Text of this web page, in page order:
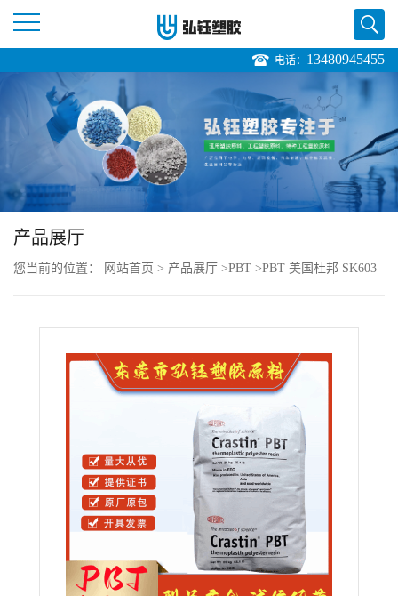
页
公
电话： 13480945455
产品展厅
您当前的位置： 网站首页 > 产品展厅 >PBT >PBT 美国杜邦 SK603